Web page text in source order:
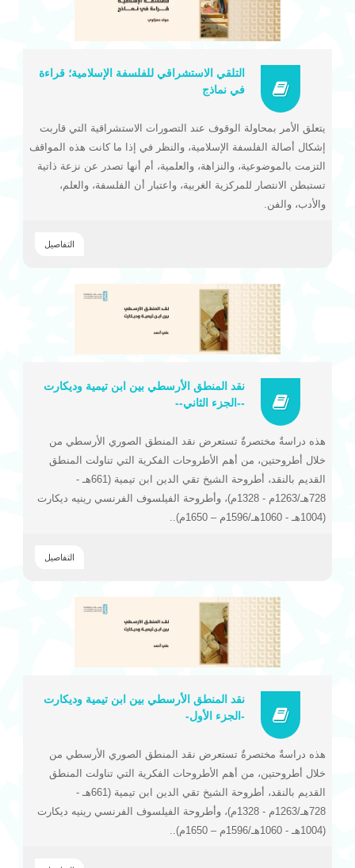
التلقي الاستشراقي للفلسفة الإسلامية؛ قراءة
في نماذج
يتعلق الأمر بمحاولة الوقوف عند التصورات الاستشراقية التي قاربت
إشكال أصالة الفلسفة الإسلامية، والنظر في إذا ما كانت هذه المواقف
التزمت بالموضوعية، والنزاهة، والعلمية، أم أنها تصدر عن نزعة ذاتية
تستبطن الانتصار للمركزية الغربية، واعتبار أن الفلسفة، والعلم،
والأدب، والفن.
التفاصيل
نقد المنطق الأرسطي بين ابن تيمية وديكارت
--الجزء الثاني--
هذه دراسةٌ مختصرةٌ تستعرض نقد المنطق الصوري الأرسطي من
خلال أطروحتين، من أهم الأطروحات الفكرية التي تناولت المنطق
القديم بالنقد، أطروحة الشيخ تقي الدين ابن تيمية (661هـ -
728هـ/1263م - 1328م)، وأطروحة الفيلسوف الفرنسي رينيه ديكارت
(1004هـ - 1060هـ/1596م – 1650م)..
التفاصيل
نقد المنطق الأرسطي بين ابن تيمية وديكارت
-الجزء الأول-
هذه دراسةٌ مختصرةٌ تستعرض نقد المنطق الصوري الأرسطي من
خلال أطروحتين، من أهم الأطروحات الفكرية التي تناولت المنطق
القديم بالنقد، أطروحة الشيخ تقي الدين ابن تيمية (661هـ -
728هـ/1263م - 1328م)، وأطروحة الفيلسوف الفرنسي رينيه ديكارت
(1004هـ - 1060هـ/1596م – 1650م)..